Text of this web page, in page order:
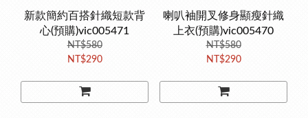
新款簡約百搭針織短款背
心(預購)vic005471
NT$580
NT$290
喇叭袖開叉修身顯瘦針織
上衣(預購)vic005470
NT$580
NT$290